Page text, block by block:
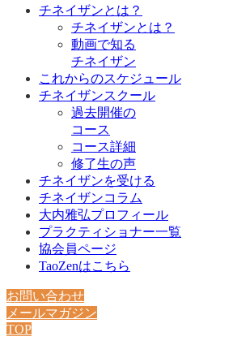
チネイザンとは？
チネイザンとは？
動画で知る
チネイザン
これからのスケジュール
チネイザンスクール
過去開催の
コース
コース詳細
修了生の声
チネイザンを受ける
チネイザンコラム
大内雅弘プロフィール
プラクティショナー一覧
協会員ページ
TaoZenはこちら
お問い合わせ
メールマガジン
TOP